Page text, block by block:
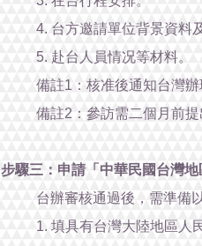
4. 台方邀請單位背景資料
5. 赴台人員情况等材料。
備註1：核准後通知台灣辦
備註2：參訪需二個月前
步驟三：申請「中華民國台灣地
台辦審核通過後，需準備
1. 填具有台灣大陸地區人